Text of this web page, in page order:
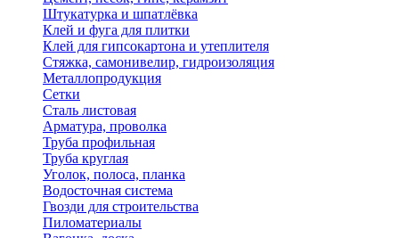
Штукатурка и шпатлёвка
Клей и фуга для плитки
Клей для гипсокартона и утеплителя
Стяжка, самонивелир, гидроизоляция
Металлопродукция
Сетки
Сталь листовая
Арматура, проволка
Труба профильная
Труба круглая
Уголок, полоса, планка
Водосточная система
Гвозди для строительства
Пиломатериалы